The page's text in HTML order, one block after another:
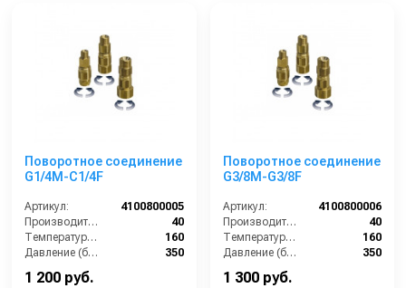
Поворотное соединение
G1/4M-C1/4F
Артикул:
4100800005
Производительность (л/мин):
40
Температура (°C):
160
Давление (бар):
350
Страна-производитель:
1 200 руб.
Поворотное соединение
G3/8M-G3/8F
Артикул:
4100800006
Производительность (л/мин):
40
Температура (°C):
160
Давление (бар):
350
Страна-производитель:
1 300 руб.